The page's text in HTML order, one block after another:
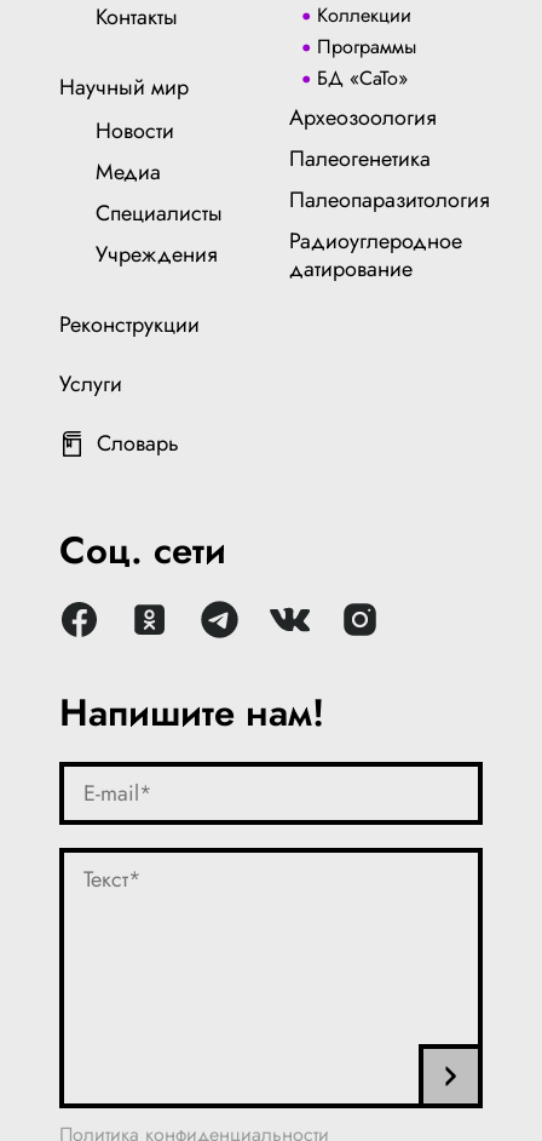
Напишите нам!
Политика конфиденциальности
Контакты
Научный мир
Новости
Медиа
Специалисты
Учреждения
Реконструкции
Услуги
Словарь
Коллекции
Программы
БД «СаТо»
Археозоология
Палеогенетика
Палеопаразитология
Радиоуглеродное
датирование
Соц. сети